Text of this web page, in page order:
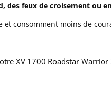
des feux de croisement ou
et consomment moins de
XV 1700 Roadstar Warrior